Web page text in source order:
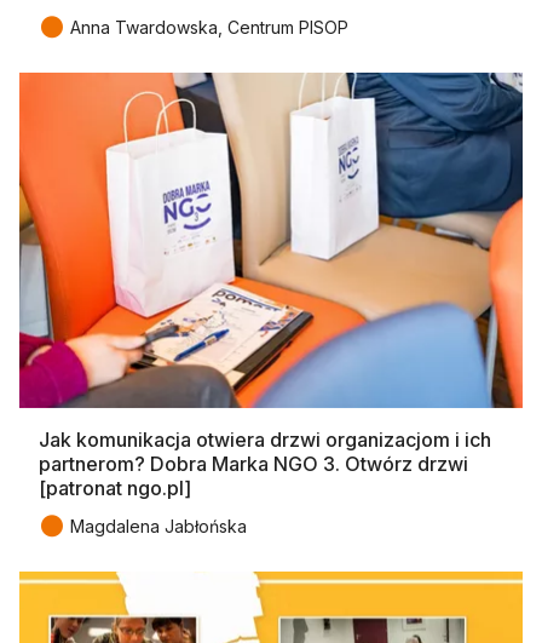
● Anna Twardowska, Centrum PISOP
Jak komunikacja otwiera drzwi organizacjom i ich
partnerom? Dobra Marka NGO 3. Otwórz drzwi
[patronat ngo.pl]
● Magdalena Jabłońska